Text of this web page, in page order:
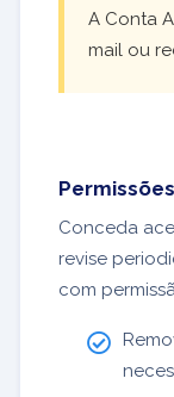
A Conta
mail ou
Conceda
revise
com